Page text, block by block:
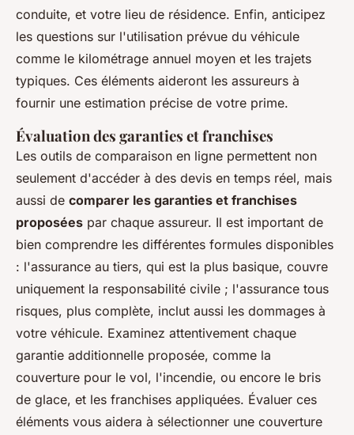
conduite, et votre lieu de résidence. Enfin, anticipez
les questions sur l'utilisation prévue du véhicule
comme le kilométrage annuel moyen et les trajets
typiques. Ces éléments aideront les assureurs à
fournir une estimation précise de votre prime.
Évaluation des garanties et franchises
Les outils de comparaison en ligne permettent non
seulement d'accéder à des devis en temps réel, mais
aussi de comparer les garanties et franchises
proposées par chaque assureur. Il est important de
bien comprendre les différentes formules disponibles
: l'assurance au tiers, qui est la plus basique, couvre
uniquement la responsabilité civile ; l'assurance tous
risques, plus complète, inclut aussi les dommages à
votre véhicule. Examinez attentivement chaque
garantie additionnelle proposée, comme la
couverture pour le vol, l'incendie, ou encore le bris
de glace, et les franchises appliquées. Évaluer ces
éléments vous aidera à sélectionner une couverture